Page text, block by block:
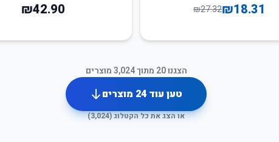
₪18.31
₪27.32
₪42.90
הצגנו20 מתוך3,024מוצרים
טען עוד 24 מוצרים
או הצג את כל הקטלוג (3,024
)